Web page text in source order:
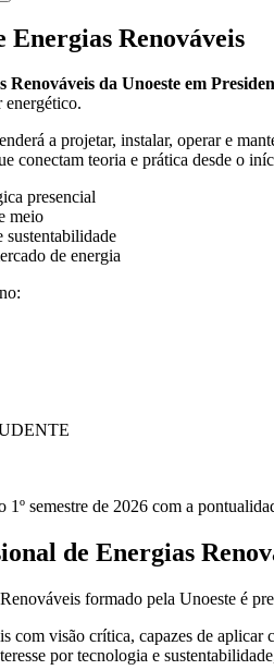
Energias Renováveis
Renováveis da Unoeste em
energético.
a projetar, instalar, operar e
conectam teoria e prática desde o
presencial
meio
sustentabilidade
de energia
1º semestre de 2026 com a
de Energias
formado pela Unoeste é
com visão crítica, capazes de aplicar
por tecnologia e